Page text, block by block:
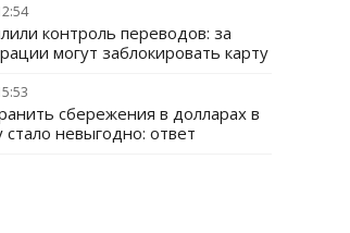
контроль переводов: за
могут заблокировать карту
сбережения в долларах в
стало невыгодно: ответ